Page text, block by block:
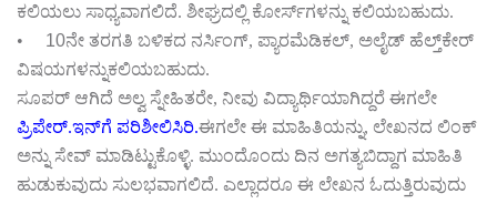
ಕಲಿಯಲು ಸಾಧ್ಯವಾಗಲಿದೆ. ಶೀಘ್ರದಲ್ಲಿ ಕೋರ್ಸ್ಗಳನ್ನು ಕಲಿಯಬಹುದು.
• 10ನೇ ತರಗತಿ ಬಳಿಕದ ನರ್ಸಿಂಗ್, ಪ್ಯಾರಮೆಡಿಕಲ್, ಅಲೈಡ್ ಹೆಲ್ತ್ಕೇರ್
ವಿಷಯಗಳನ್ನುಕಲಿಯಬಹುದು.
ಸೂಪರ್ ಆಗಿದೆ ಅಲ್ವ ಸ್ನೇಹಿತರೇ, ನೀವು ವಿದ್ಯಾರ್ಥಿಯಾಗಿದ್ದರೆ ಈಗಲೇ
ಪ್ರಿಪೇರ್‌.ಇನ್ಗೆ ಪರಿಶೀಲಿಸಿರಿ.ಈಗಲೇ ಈ ಮಾಹಿತಿಯನ್ನು, ಲೇಖನದ ಲಿಂಕ್
ಅನ್ನು ಸೇವ್ ಮಾಡಿಟ್ಟುಕೊಳ್ಳಿ. ಮುಂದೊಂದು ದಿನ ಅಗತ್ಯಬಿದ್ದಾಗ ಮಾಹಿತಿ
ಹುಡುಕುವುದು ಸುಲಭವಾಗಲಿದೆ. ಎಲ್ಲಾದರೂ ಈ ಲೇಖನ ಓದುತ್ತಿರುವುದು